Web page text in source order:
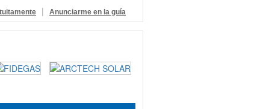
| Anunciarme en la guía